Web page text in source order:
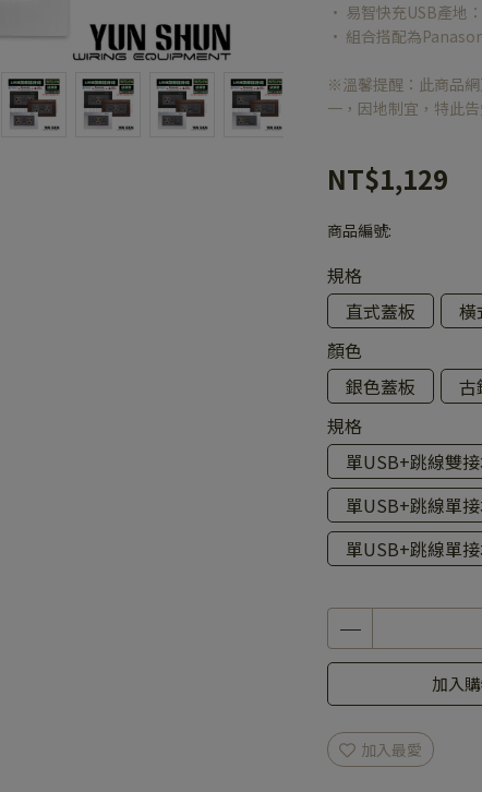
• 易智快充USB產地
• 組合搭配為
※溫馨提醒：此商品
一，因地制宜，特此告
NT$1,129
商品編號:
規格
直式蓋板
橫
顏色
銀色蓋板
古
規格
單USB+跳線雙
單USB+跳線單
單USB+跳線單
加入
加入最愛